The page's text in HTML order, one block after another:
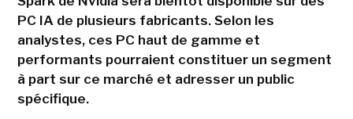
PC IA de plusieurs fabricants. Selon les
analystes, ces PC haut de gamme et
performants pourraient constituer un segment
à part sur ce marché et adresser un public
spécifique.